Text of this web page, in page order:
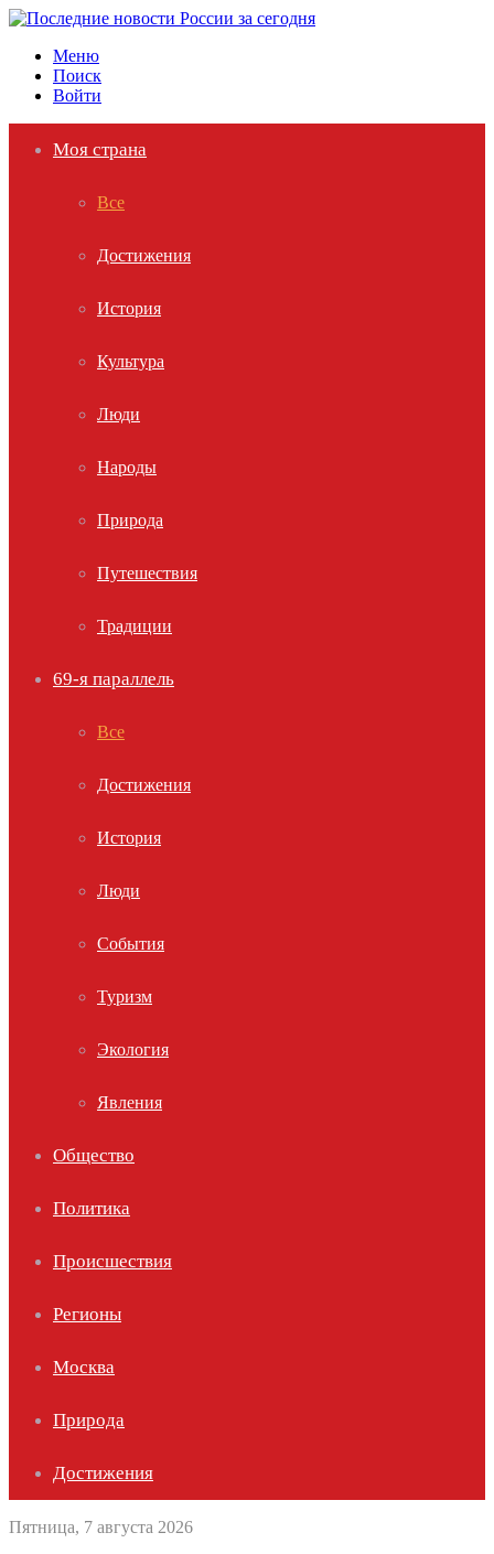
Меню
Поиск
Войти
Моя страна
Все
Достижения
История
Культура
Люди
Народы
Природа
Путешествия
Традиции
69-я параллель
Все
Достижения
История
Люди
События
Туризм
Экология
Явления
Общество
Политика
Происшествия
Регионы
Москва
Природа
Достижения
Пятница, 7 августа 2026